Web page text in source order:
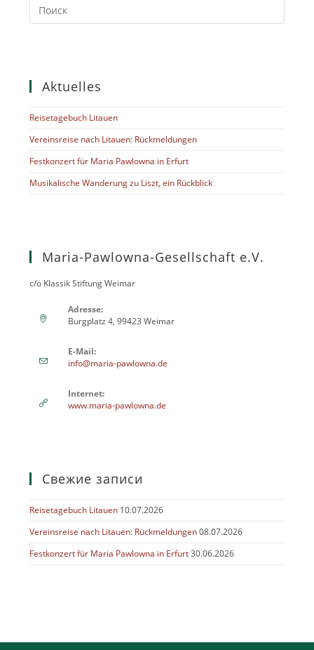
Aktuelles
Reisetagebuch Litauen
Vereinsreise nach Litauen: Rückmeldungen
Festkonzert für Maria Pawlowna in Erfurt
Musikalische Wanderung zu Liszt, ein Rückblick
Maria-Pawlowna-Gesellschaft e.V.
c/o Klassik Stiftung Weimar
Adresse:
Burgplatz 4, 99423 Weimar
E-Mail:
info@maria-pawlowna.de
Internet:
www.maria-pawlowna.de
Свежие записи
Reisetagebuch Litauen 10.07.2026
Vereinsreise nach Litauen: Rückmeldungen 08.07.2026
Festkonzert für Maria Pawlowna in Erfurt 30.06.2026